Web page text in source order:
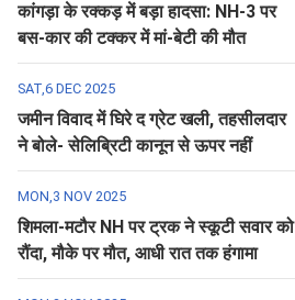
कांगड़ा के रक्कड़ में बड़ा हादसा: NH-3 पर
बस-कार की टक्कर में मां-बेटी की मौत
SAT,6 DEC 2025
जमीन विवाद में घिरे द ग्रेट खली, तहसीलदार
ने बोले- सेलिब्रिटी कानून से ऊपर नहीं
MON,3 NOV 2025
शिमला-मटौर NH पर ट्रक ने स्कूटी सवार को
रौंदा, मौके पर मौत, आधी रात तक हंगामा